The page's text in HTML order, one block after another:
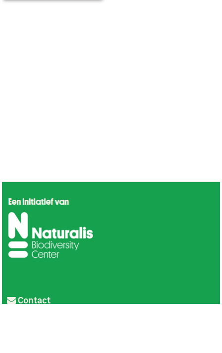
Contact